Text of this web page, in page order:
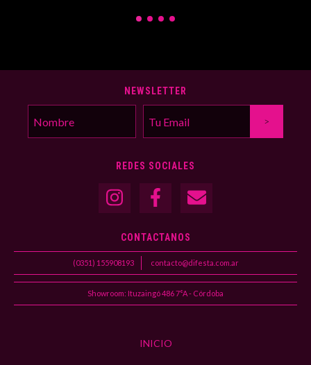
NEWSLETTER
REDES SOCIALES
CONTACTANOS
(0351) 155908193 contacto@difesta.com.ar
Showroom: Ituzaingó 486 7°A - Córdoba
INICIO